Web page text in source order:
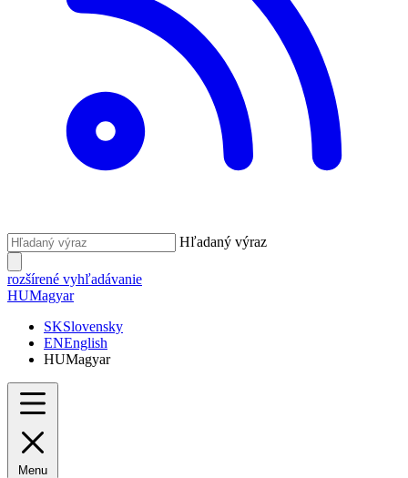
Hľadaný výraz
rozšírené vyhľadávanie
HUMagyar
SKSlovensky
ENEnglish
HUMagyar
Menu